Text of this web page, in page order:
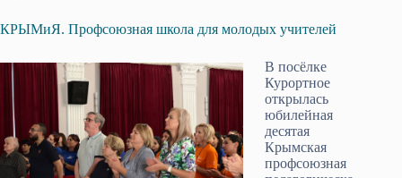
КРЫМиЯ. Профсоюзная школа для молодых учителей
В посёлке
Курортное
открылась
юбилейная
десятая
Крымская
профсоюзная